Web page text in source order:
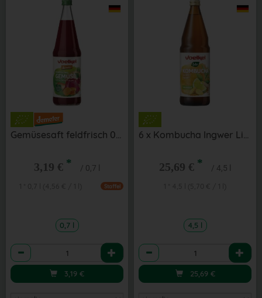
Gemüsesaft feldfrisch 0,7 l
3,19 € * / 0,7 l
Staffel
0,7 l
Anzahl
3,19 €
6 x Kombucha Ingwer Limette 0,75 l
25,69 € * / 4,5 l
4,5 l
Anzahl
25,69 €